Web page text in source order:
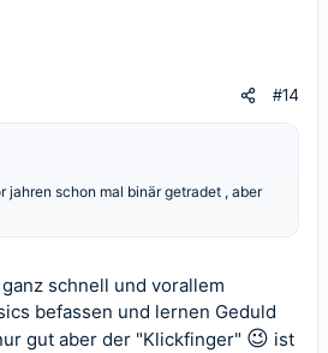
#14
jahren schon mal binär getradet , aber
schnell und vorallem
befassen und lernen Geduld
gut aber der "Klickfinger" 😉 ist